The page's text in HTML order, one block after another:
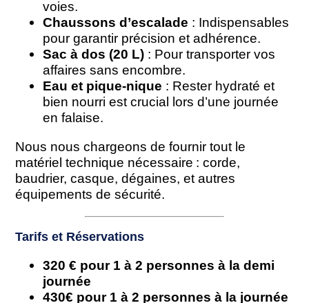
voies.
Chaussons d’escalade : Indispensables
pour garantir précision et adhérence.
Sac à dos (20 L) : Pour transporter vos
affaires sans encombre.
Eau et pique-nique : Rester hydraté et
bien nourri est crucial lors d’une journée
en falaise.
Nous nous chargeons de fournir tout le
matériel technique nécessaire : corde,
baudrier, casque, dégaines, et autres
équipements de sécurité.
Tarifs et Réservations
320 € pour 1 à 2 personnes à la demi
journée
430€ pour 1 à 2 personnes à la journée